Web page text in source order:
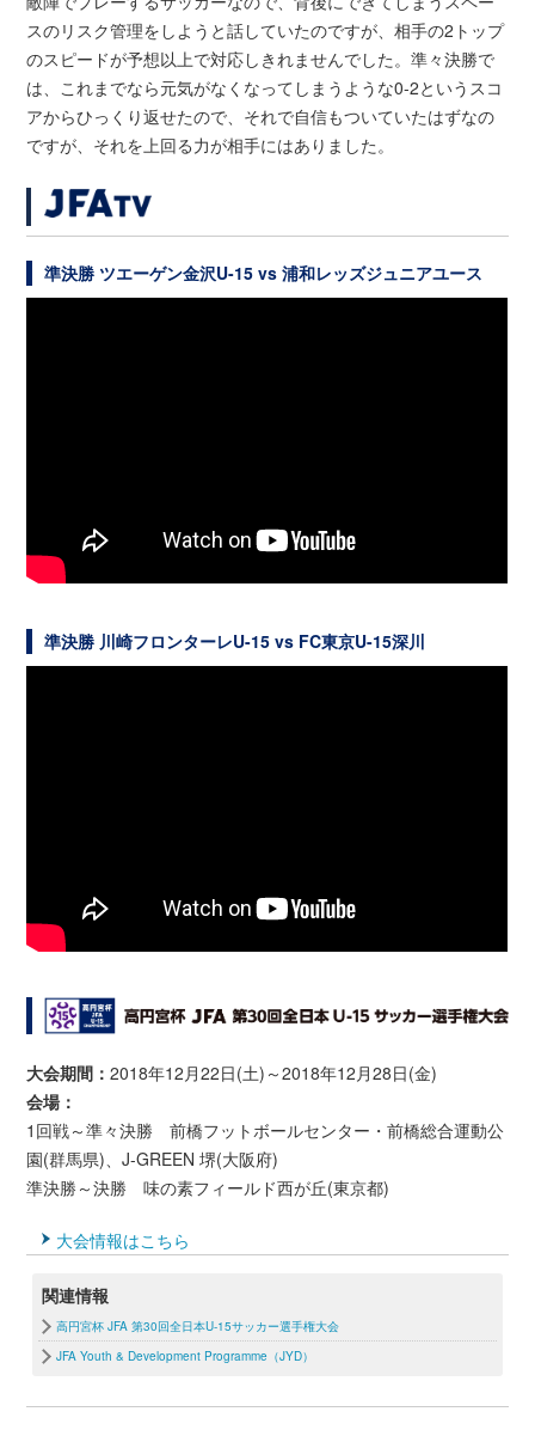
スのリスク管理をしようと話していたのですが、相手の2トップ
のスピードが予想以上で対応しきれませんでした。準々決勝で
は、これまでなら元気がなくなってしまうような0-2というスコ
アからひっくり返せたので、それで自信もついていたはずなの
ですが、それを上回る力が相手にはありました。
準決勝 ツエーゲン金沢U-15 vs 浦和レッズジュニアユース
準決勝 川崎フロンターレU-15 vs FC東京U-15深川
大会期間：2018年12月22日(土)～2018年12月28日(金)
会場：
1回戦～準々決勝 前橋フットボールセンター・前橋総合運動公
園(群馬県)、J-GREEN 堺(大阪府)
準決勝～決勝 味の素フィールド西が丘(東京都)
大会情報はこちら
関連情報
高円宮杯 JFA 第30回全日本U-15サッカー選手権大会
JFA Youth & Development Programme（JYD）